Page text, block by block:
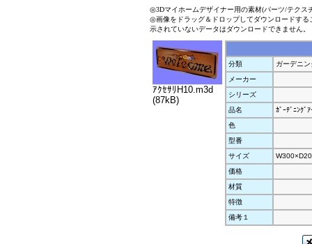
◎3Dマイホームデザイナー用の素材(パーツ/テクス
◎画像をドラッグ＆ドロップしてダウンロードす
示されていないデータはダウンロードできません。
ｱｸｾｻﾘH10.m3d
(87kB)
分類
ガーデニ
メーカー
シリーズ
品名
ｶﾞｰﾃﾞﾆﾝｸﾞｱ
色
型番
サイズ
価格
材質
特徴
備考１